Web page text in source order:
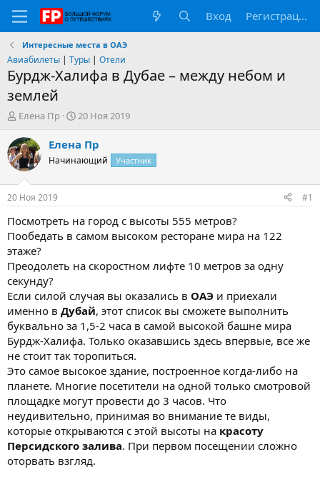
Вход Регистрация
Интересные места в ОАЭ
Авиабилеты | Туры | Отели
Бурдж-Халифа в Дубае – между небом и
землей
А
т
о
р
т
е
м
ы
Елена Пр
Д
т
н
а
л
20 Ноя 2019
Елена Пр
Начинающий Участник
20 Ноя 2019 #1
Посмотреть на город с высоты 555 метров?
Пообедать в самом высоком ресторане мира на 122
этаже?
Преодолеть на скоростном лифте 10 метров за одну
секунду?
Если силой случая вы оказались в ОАЭ и приехали
именно в Дубай, этот список вы сможете выполнить
буквально за 1,5-2 часа в самой высокой башне мира
Бурдж-Халифа. Только оказавшись здесь впервые, все же
не стоит так торопиться.
Это самое высокое здание, построенное когда-либо на
планете. Многие посетители на одной только смотровой
площадке могут провести до 3 часов. Что
неудивительно, принимая во внимание те виды,
которые открываются с этой высоты на красоту
Персидского залива. При первом посещении сложно
оторвать взгляд.